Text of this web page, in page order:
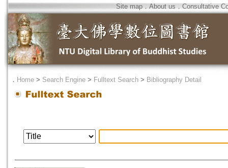
Site map．About us ． Consultative
． Home > Search Engine > Fulltext Search > Bibliography Detail